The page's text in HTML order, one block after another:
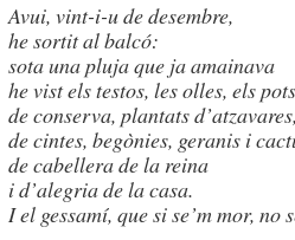
Avui, vint-i-u de desembre,
he sortit al balcó:
sota una pluja que ja amainava
he vist els testos, les olles, els pots
de conserva, plantats
de cintes, begònies, geranis i
de cabellera de la reina
i d’alegria de la casa.
I el gessamí, que si se’m mor, no